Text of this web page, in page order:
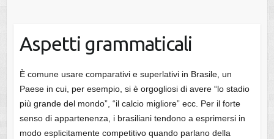
Aspetti grammaticali
È comune usare comparativi e superlativi in Brasile, un
Paese in cui, per esempio, si è orgogliosi di avere “lo stadio
più grande del mondo”, “il calcio migliore” ecc. Per il forte
senso di appartenenza, i brasiliani tendono a esprimersi in
modo esplicitamente competitivo quando parlano della